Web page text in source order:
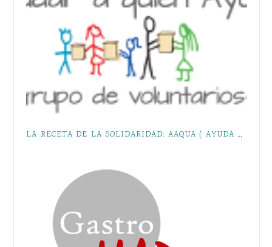
LA RECETA DE LA SOLIDARIDAD: AAQUA { AYUDA A QUIEN AYUDA }